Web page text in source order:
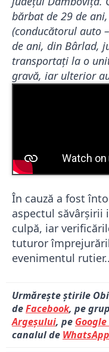
bărbat de 29 de
(conducătorul auto
de ani, din Bârlad,
transportați la o
gravă, iar ulterior
În cauză a fost
aspectul săvârșirii
culpă, iar
tuturor
evenimentul rutier..
Urmărește știrile
deFacebook, pe
Argeșului, pe
canalul de WhatsApp